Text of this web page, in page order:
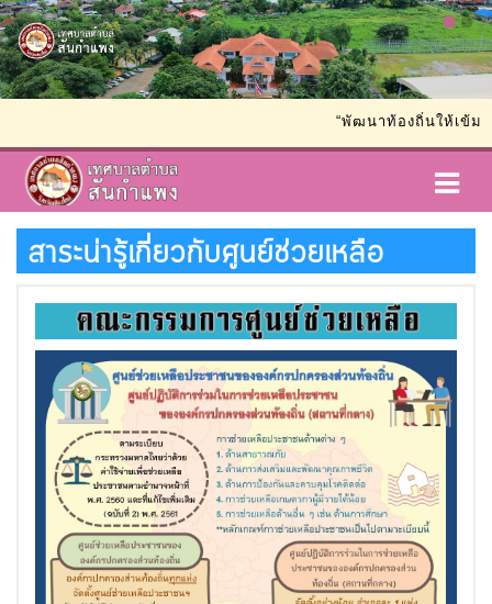
“พัฒนาท้องถิ่นให้เข้มแข็ง
สาระน่ารู้เกี่ยวกับศูนย์ช่วยเหลือ